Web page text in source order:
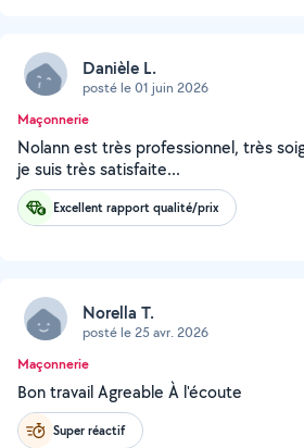
Danièle L.
posté le 01 juin 2026
Maçonnerie
Nolann est très professionnel, très
je suis très satisfaite...
Excellent rapport qualité/prix
Norella T.
posté le 25 avr. 2026
Maçonnerie
Bon travail Agreable À l'écoute
Super réactif